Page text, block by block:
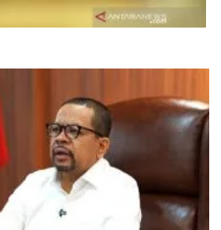
bagikan THR ASN pekan depan